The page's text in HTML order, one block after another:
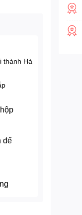
thành Hà
đế